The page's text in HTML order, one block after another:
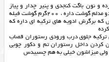
و نون باگت کنجدی و پنیر چدار و پیاز
کاراملی و کاهو و خیارشور و گوجه که داره دو مدلم گوشت داره ، 200گرم گوشت فیله
گرم خود برگرش که برگرش ادویه های ترکیه ای داره که
ترکیه جلوی درب ورودی رستوران قصاب
کردن داخل رستوران تم و دکور چوبی
ولی میزاشون خیلی به هم چسبیدس